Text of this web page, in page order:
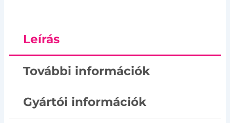
Leírás
További információk
Gyártói információk